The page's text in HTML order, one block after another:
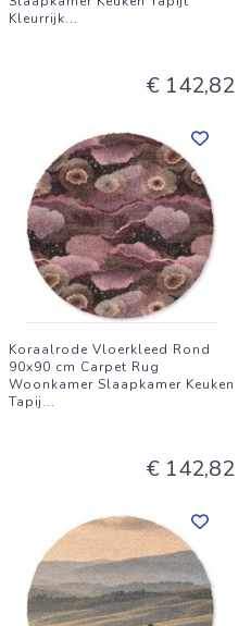
symmetrisch patroon..
Kleurrijk...
€ 142,82
Koraalrode Vloerkleed Rond
90x90 cm Carpet Rug
Woonkamer Slaapkamer Keuken
Tapij...
€ 142,82